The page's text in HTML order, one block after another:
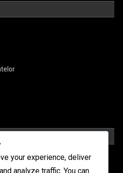
recompenselor
your experience, deliver
analyze traffic. You can